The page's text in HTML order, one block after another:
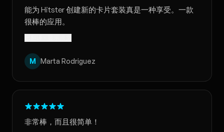
能为 Hitster 创建新的卡片套装真是一种享受。一款
很棒的应用。
M Marta Rodriguez
非常棒，而且很简单！